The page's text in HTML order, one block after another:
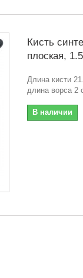
Кисть
плоская,
Длина кисти
длина ворса 2
В наличии